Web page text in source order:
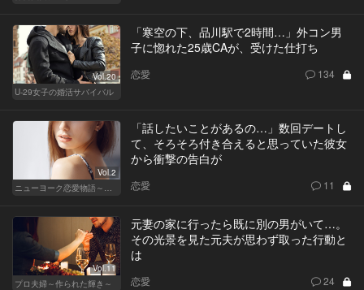
Vol.20
U-29女子の婚活サバイバル
「寒空の下、品川駅で2時間…」外コン男
子に惚れた25歳CAが、受けた仕打ち
恋愛 134
Vol.2
「話したいことがあるの…」数回デートし
て、そろそろ付き合えると思っていた彼女
から衝撃の告白が
恋愛 11
Vol.11
プロ夫婦～作られた輝き～
元妻の家に行ったら既に別の男がいて…。
その光景を見た元夫が思わず取った行動と
は
恋愛 24